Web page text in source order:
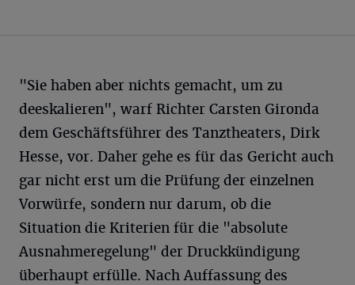
"Sie haben aber nichts gemacht, um zu
deeskalieren", warf Richter Carsten Gironda
dem Geschäftsführer des Tanztheaters, Dirk
Hesse, vor. Daher gehe es für das Gericht auch
gar nicht erst um die Prüfung der einzelnen
Vorwürfe, sondern nur darum, ob die
Situation die Kriterien für die "absolute
Ausnahmeregelung" der Druckkündigung
überhaupt erfülle. Nach Auffassung des